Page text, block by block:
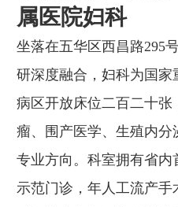
属医院妇科
坐落在五华区西昌路295
研深度融合，妇科为国家
病区开放床位二百二十
瘤、围产医学、生殖内
专业方向。科室拥有省内
示范门诊，年人工流产